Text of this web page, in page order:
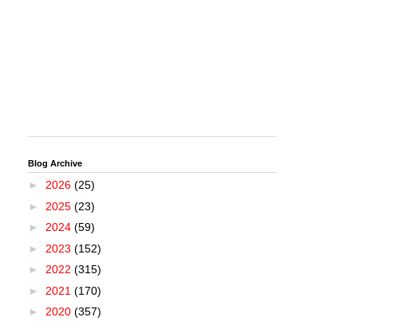
Blog Archive
► 2026 (25)
► 2025 (23)
► 2024 (59)
► 2023 (152)
► 2022 (315)
► 2021 (170)
► 2020 (357)